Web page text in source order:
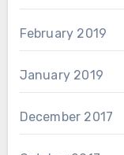
February 2019
January 2019
December 2017